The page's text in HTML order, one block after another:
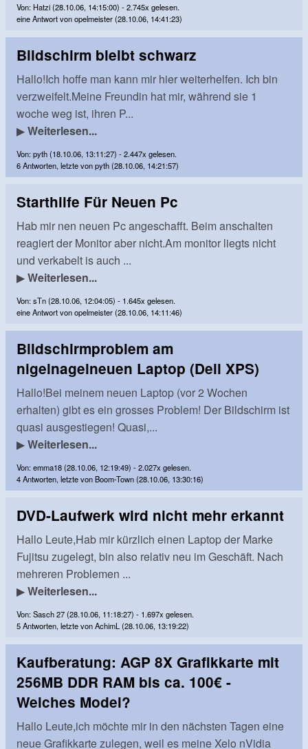
Von: Hatzi (28.10.06, 14:15:00) - 2.745x gelesen.
eine Antwort von opelmeister (28.10.06, 14:41:23)
Bildschirm bleibt schwarz
Hallo!Ich hoffe man kann mir hier weiterhelfen. Ich bin
verzweifelt.Meine Freundin hat mir, während sie 1
woche weg ist, ihren P...
▶Weiterlesen...
Von: pyth (18.10.06, 13:11:27) - 2.447x gelesen.
6 Antworten, letzte von pyth (28.10.06, 14:21:57)
Starthilfe Für Neuen Pc
Hab mir nen neuen Pc angeschafft. Beim anschalten
reagiert der Monitor aber nicht.Am monitor liegts nicht
und verkabelt is auch ...
▶Weiterlesen...
Von: sTn (28.10.06, 12:04:05) - 1.645x gelesen.
eine Antwort von opelmeister (28.10.06, 14:11:46)
Bildschirmproblem am
nigelnagelneuen Laptop (Dell XPS)
Hallo!Bei meinem neuen Laptop (vor 2 Wochen
erhalten) gibt es ein grosses Problem! Der Bildschirm ist
quasi ausgestiegen! Quasi,...
▶Weiterlesen...
Von: emma18 (28.10.06, 12:19:49) - 2.027x gelesen.
4 Antworten, letzte von Boom-Town (28.10.06, 13:30:16)
DVD-Laufwerk wird nicht mehr erkannt
Hallo Leute,Hab mir kürzlich einen Laptop der Marke
Fujitsu zugelegt, bin also relativ neu im Geschäft. Nach
mehreren Problemen ...
▶Weiterlesen...
Von: Sasch 27 (28.10.06, 11:18:27) - 1.697x gelesen.
5 Antworten, letzte von AchimL (28.10.06, 13:19:22)
Kaufberatung: AGP 8X Grafikkarte mit
256MB DDR RAM bis ca. 100€ -
Welches Model?
Hallo Leute,ich möchte mir in den nächsten Tagen eine
neue Grafikkarte zulegen, weil es meine Xelo nVidia